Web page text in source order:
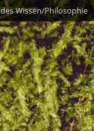
Wissen/Philosophie